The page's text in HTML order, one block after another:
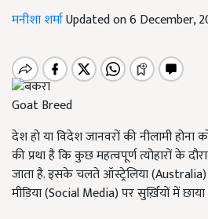
मनीशा शर्माUpdated on 6 December,
Goat Breed
देश हो या विदेश जानवरों की नीलामी होना
की प्रथा है कि कुछ महत्वपूर्ण त्योहारों के
जाता है. इसके चलते ऑस्ट्रेलिया
मीडिया (Social Media) पर सुर्ख़ियों में छाया